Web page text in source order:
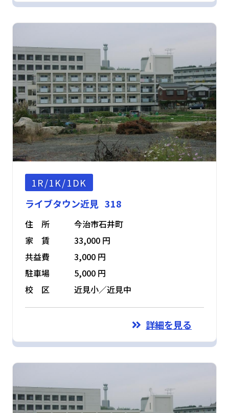
1R/1K/1DK
ライブタウン近見 318
住 所
今治市石井町
家 賃
33,000 円
共益費
3,000 円
駐車場
5,000 円
校 区
近見小／近見中
詳細を見る